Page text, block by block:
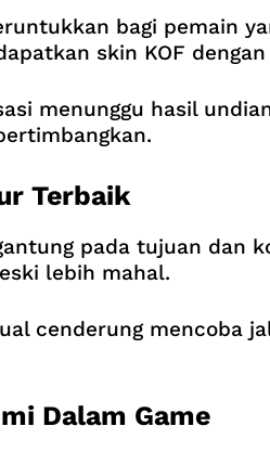
bagi pemain
skin KOF
menunggu hasil
Terbaik
pada tujuan dan
lebih mahal.
cenderung mencoba
Dalam Game